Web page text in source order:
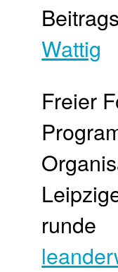
Wattig
Freier
runde